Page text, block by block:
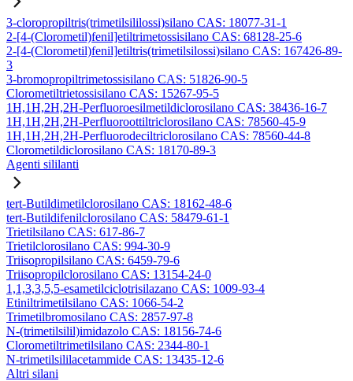
3-cloropropiltris(trimetilsililossi)silano CAS: 18077-31-1
2-[4-(Clorometil)fenil]etiltrimetossisilano CAS: 68128-25-6
2-[4-(Clorometil)fenil]etiltris(trimetilsilossi)silano CAS: 167426-89-
3
3-bromopropiltrimetossisilano CAS: 51826-90-5
Clorometiltrietossisilano CAS: 15267-95-5
1H,1H,2H,2H-Perfluoroesilmetildiclorosilano CAS: 38436-16-7
1H,1H,2H,2H-Perfluoroottiltriclorosilano CAS: 78560-45-9
1H,1H,2H,2H-Perfluorodeciltriclorosilano CAS: 78560-44-8
Clorometildiclorosilano CAS: 18170-89-3
Agenti sililanti
tert-Butildimetilclorosilano CAS: 18162-48-6
tert-Butildifenilclorosilano CAS: 58479-61-1
Trietilsilano CAS: 617-86-7
Trietilclorosilano CAS: 994-30-9
Triisopropilsilano CAS: 6459-79-6
Triisopropilclorosilano CAS: 13154-24-0
1,1,3,3,5,5-esametilciclotrisilazano CAS: 1009-93-4
Etiniltrimetilsilano CAS: 1066-54-2
Trimetilbromosilano CAS: 2857-97-8
N-(trimetilsilil)imidazolo CAS: 18156-74-6
Clorometiltrimetilsilano CAS: 2344-80-1
N-trimetilsililacetammide CAS: 13435-12-6
Altri silani